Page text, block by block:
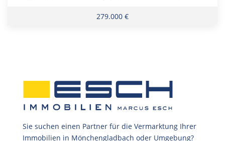
279.000 €
Sie suchen einen Partner für die Vermarktung Ihrer
Immobilien in Mönchengladbach oder Umgebung?